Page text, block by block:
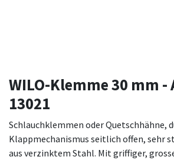
WILO-Klemme 30 mm -
13021
Schlauchklemmen oder Quetschhähne,
Klappmechanismus seitlich offen, sehr
aus verzinktem Stahl. Mit griffiger,